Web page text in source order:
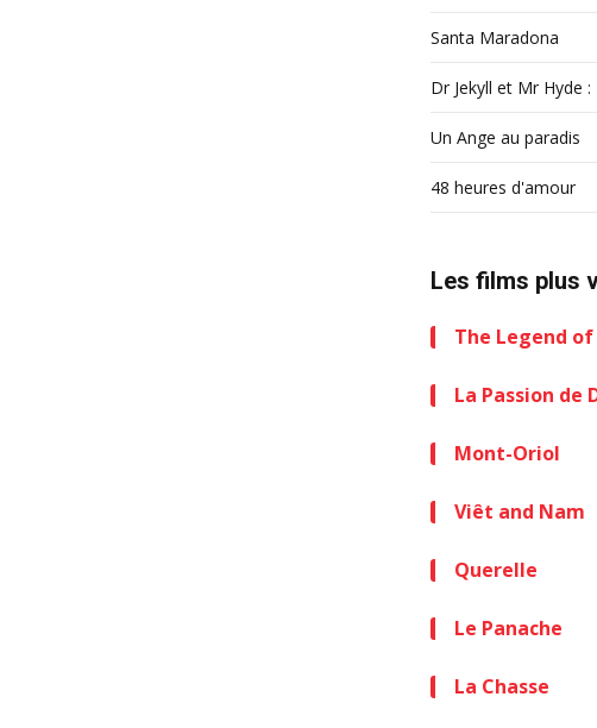
Santa Maradona
Dr Jekyll et Mr Hyde
Un Ange au paradis
48 heures d'amour
Les films plus
The Legend
La Passion de
Mont-Oriol
Viêt and Nam
Querelle
Le Panache
La Chasse